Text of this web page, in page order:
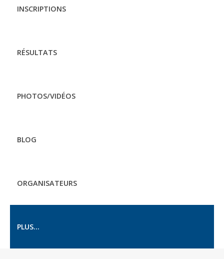
INSCRIPTIONS
RÉSULTATS
PHOTOS/VIDÉOS
BLOG
ORGANISATEURS
PLUS...